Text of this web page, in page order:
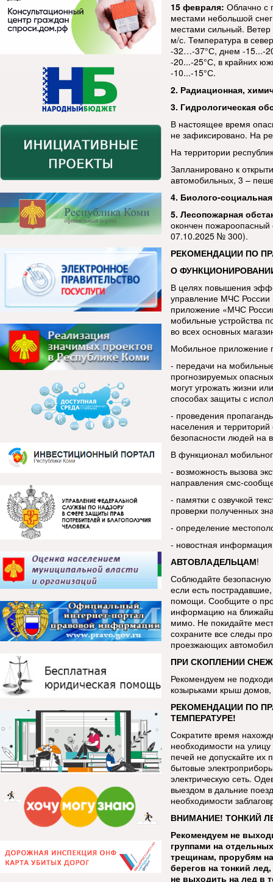
15 февраля: Облачно с
местами небольшой
местами сильный.
м/с. Температура в
-32…-37°С, днем -15...-
-20...-25°С, в крайних
-10...-15°С.
2. Радиационная,
3. Гидрологическая
В настоящее время
не зафиксировано. На
На территории
Запланировано к
автомобильных, 3 –
4. Биолого-
5. Лесопожарная
окончен пожароопасный
07.10.2025 № 300).
РЕКОМЕНДАЦИИ ПО
О
В целях повышения
управление МЧС России
приложение «МЧС
мобильные устройства
во всех основных
Мобильное приложение
- передачи на
прогнозируемых
могут угрожать жизни
способах защиты с
- проведения
населения и
безопасности людей на
В функционал
- возможность вызова
направления смс-
- памятки с озвучкой
проверки полученных
- определение
- новостная
АВТОВЛАДЕЛЬЦАМ!
Соблюдайте
если есть
помощи. Сообщите о
информацию на
мимо. Не покидайте
сохраните все следы
проезжающих
ПРИ СКОПЛЕНИИ
Рекомендуем не
козырьками крыш домов,
РЕКОМЕНДАЦИИ ПО
ТЕМПЕРАТУРЕ!
Сократите время
необходимости на
печей не допускайте их
бытовые
электрическую сеть.
выездом в дальние
необходимости
ВНИМАНИЕ! ТОНКИЙ
Рекомендуем не
группами на
трещинам, прорубям
берегов на тонкий
не выходить на лед в